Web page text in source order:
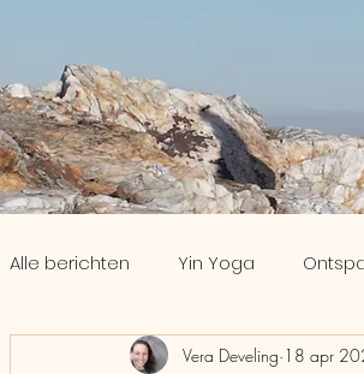
Alle berichten Yin Yoga
Workshops Slaap Thee
Vera Develing 18 apr